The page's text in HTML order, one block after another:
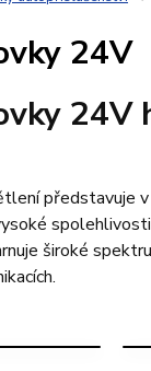
24V
24V
představuje
široké